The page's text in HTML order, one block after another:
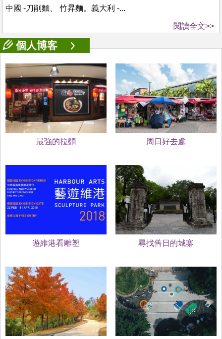
中國 -刀削麵、 竹昇麵。義大利 -...
閱讀全文>>
個人博客
最強的拉麵 周日好去處
遊維港看雕塑 尋找舊日的城寨